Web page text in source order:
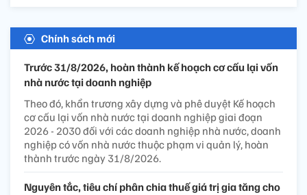
Chính sách mới
Trước 31/8/2026, hoàn thành kế hoạch cơ cấu lại vốn
nhà nước tại doanh nghiệp
Theo đó, khẩn trương xây dựng và phê duyệt Kế hoạch
cơ cấu lại vốn nhà nước tại doanh nghiệp giai đoạn
2026 - 2030 đối với các doanh nghiệp nhà nước, doanh
nghiệp có vốn nhà nước thuộc phạm vi quản lý, hoàn
thành trước ngày 31/8/2026.
Nguyên tắc, tiêu chí phân chia thuế giá trị gia tăng cho